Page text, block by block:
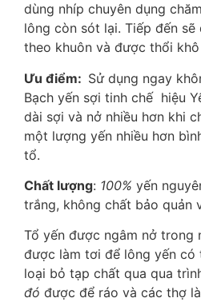
dùng nhíp chuyên dụng
lông còn sót lại. Tiếp đến
theo khuôn và được thổi
Ưu điểm: Sử dụng ngay
Bạch yến sợi tinh chế hiệu
dài sợi và nở nhiều hơn khi
một lượng yến nhiều hơn
tổ.
Chất lượng: 100% yến
trắng, không chất bảo quản
Tổ yến được ngâm nở trong
được làm tơi để lông yến có
loại bỏ tạp chất qua qua
đó được để ráo và các thợ